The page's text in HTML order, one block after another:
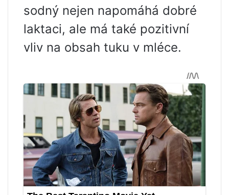
sodný nejen napomáhá dobré
laktaci, ale má také pozitivní
vliv na obsah tuku v mléce.